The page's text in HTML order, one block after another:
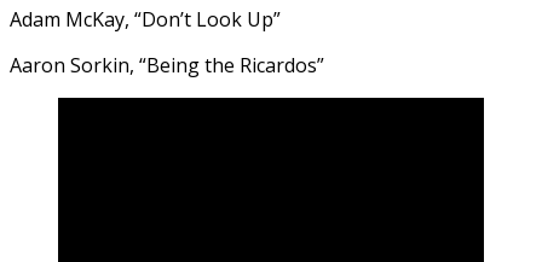
Adam McKay, “Don’t Look Up”
Aaron Sorkin, “Being the Ricardos”